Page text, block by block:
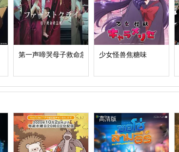
第一声啼哭母子救命急救班少女怪兽焦糖味
高清版